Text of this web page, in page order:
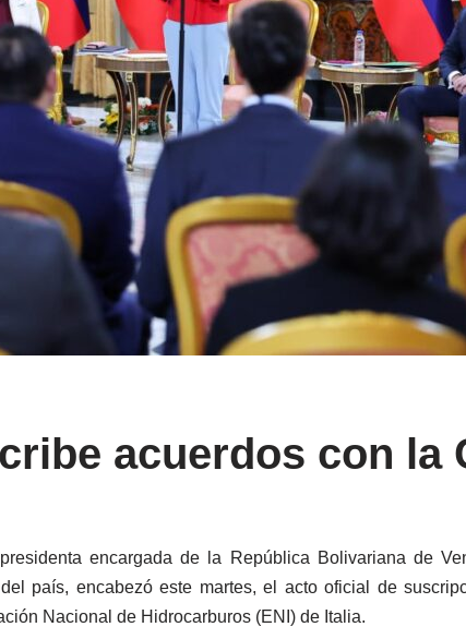
acuerdos con la
encargada de la República Bolivariana de
país, encabezó este martes, el acto oficial de
Nacional de Hidrocarburos (ENI) de Italia.